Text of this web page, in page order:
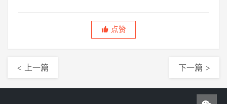
点赞
< 上一篇 下一篇 >